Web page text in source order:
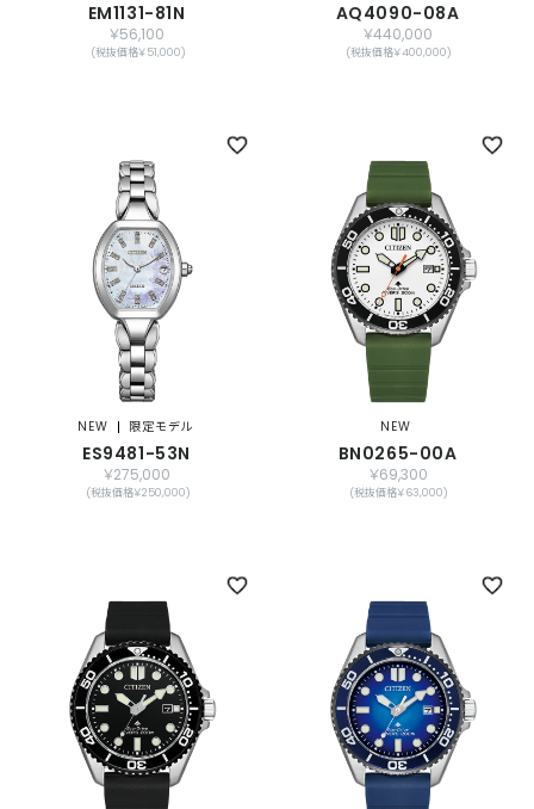
EM1131-81N
￥56,100
(税抜価格￥51,000)
AQ4090-08A
￥440,000
(税抜価格￥400,000)
限定モデル
NEW
ES9481-53N
￥275,000
(税抜価格￥250,000)
NEW
BN0265-00A
￥69,300
(税抜価格￥63,000)